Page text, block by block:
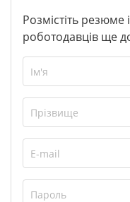
Розмістіть резюме
роботодавців ще